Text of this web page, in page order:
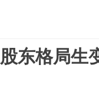
东格局生